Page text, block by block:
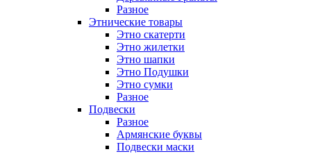
Разное
Этнические товары
Этно скатерти
Этно жилетки
Этно шапки
Этно Подушки
Этно сумки
Разное
Подвески
Разное
Армянские буквы
Подвески маски